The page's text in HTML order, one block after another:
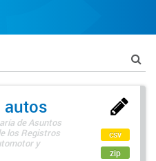
autos
de Asuntos
los Registros
y
csv
zip